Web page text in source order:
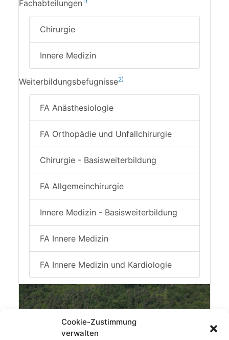
Cookie-Zustimmung
verwalten
Fachabteilungen
Chirurgie
Innere Medizin
Weiterbildungsbefugnisse2)
FA Anästhesiologie
FA Orthopädie und Unfallchirurgie
Chirurgie - Basisweiterbildung
FA Allgemeinchirurgie
Innere Medizin - Basisweiterbildung
FA Innere Medizin
FA Innere Medizin und Kardiologie